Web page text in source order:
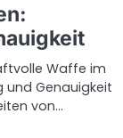
Waffe im
und Genauigkeit
von…